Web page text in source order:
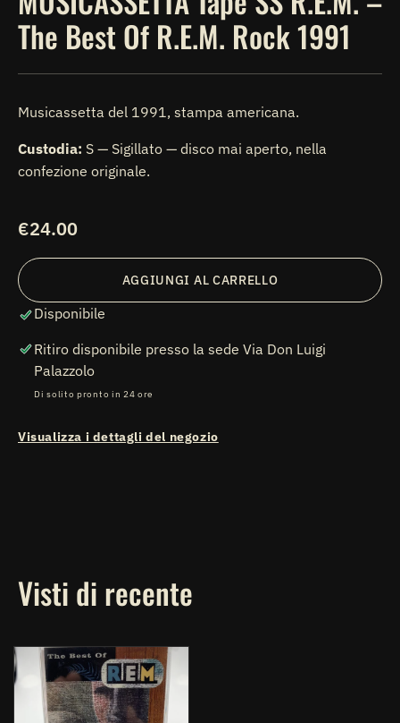
The Best Of R.E.M. Rock 1991
Musicassetta del 1991, stampa americana.
Custodia: S — Sigillato — disco mai aperto, nella
confezione originale.
Prezzo
listino
€24.00
AGGIUNGI AL CARRELLO
Disponibile
Ritiro disponibile presso la sede Via Don Luigi
Palazzolo
Di solito pronto in 24 ore
Visualizza i dettagli del negozio
Visti di recente